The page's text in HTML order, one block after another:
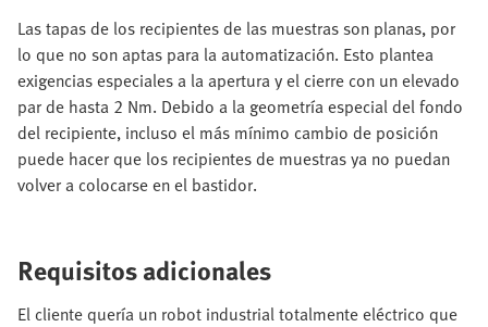
Las tapas de los recipientes de las muestras son planas, por
lo que no son aptas para la automatización. Esto plantea
exigencias especiales a la apertura y el cierre con un elevado
par de hasta 2 Nm. Debido a la geometría especial del fondo
del recipiente, incluso el más mínimo cambio de posición
puede hacer que los recipientes de muestras ya no puedan
volver a colocarse en el bastidor.
Requisitos adicionales
El cliente quería un robot industrial totalmente eléctrico que